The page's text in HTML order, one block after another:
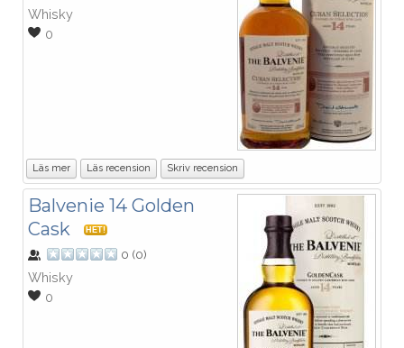
Whisky
0
Läs mer Läs recension Skriv recension
Balvenie 14 Golden
Cask
HET!
0 (0)
Whisky
0